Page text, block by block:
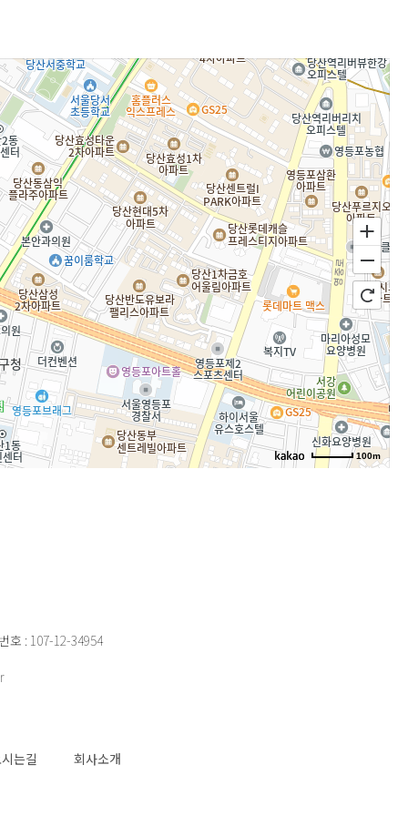
100m
호 : 107-12-34954
는길 회사소개